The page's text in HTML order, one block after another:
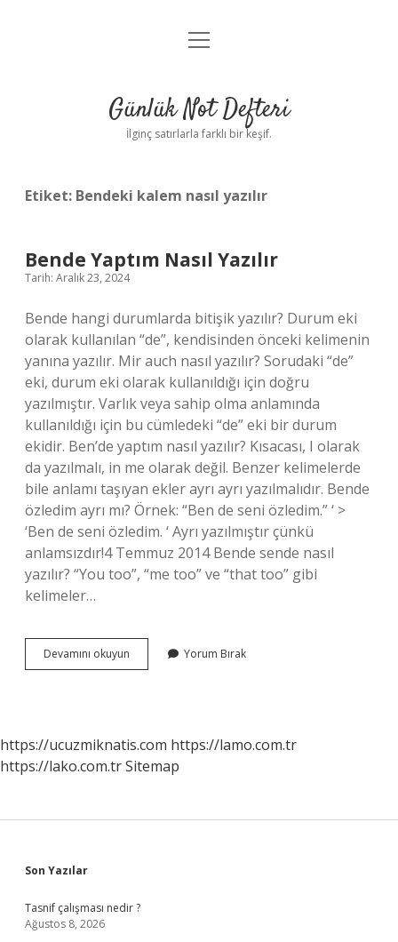
Anasayfa
Yasal Uyarı
menüyü
Günlük Not Defteri
İlginç satırlarla farklı bir keşif.
Etiket: Bendeki kalem nasıl yazılır
Bende Yaptım Nasıl Yazılır
Tarih: Aralık 23, 2024
Bende hangi durumlarda bitişik yazılır? Durum eki
olarak kullanılan “de”, kendisinden önceki kelimenin
yanına yazılır. Mir auch nasıl yazılır? Sorudaki “de”
eki, durum eki olarak kullanıldığı için doğru
yazılmıştır. Varlık veya sahip olma anlamında
kullanıldığı için bu cümledeki “de” eki bir durum
ekidir. Ben’de yaptım nasıl yazılır? Kısacası, I olarak
da yazılmalı, in me olarak değil. Benzer kelimelerde
bile anlamı taşıyan ekler ayrı ayrı yazılmalıdır. Bende
özledim ayrı mı? Örnek: “Ben de seni özledim.” ‘ >
‘Ben de seni özledim. ‘ Ayrı yazılmıştır çünkü
anlamsızdır!4 Temmuz 2014 Bende sende nasıl
yazılır? “You too”, “me too” ve “that too” gibi
kelimeler…
Devamını okuyun
Yaptım
Yorum Bırak
https://ucuzmiknatis.com https://lamo.com.tr
https://lako.com.trSitemap
Sidebar
Son Yazılar
Tasnif çalışması nedir ?
Ağustos 8, 2026